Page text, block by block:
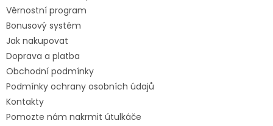
Věrnostní program
Bonusový systém
Jak nakupovat
Doprava a platba
Obchodní podmínky
Podmínky ochrany osobních údajů
Kontakty
Pomozte nám nakrmit útulkáče